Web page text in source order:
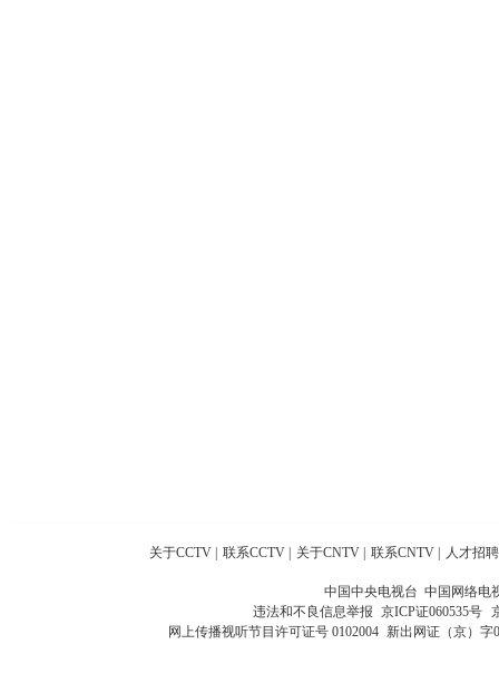
关于CCTV 联系CCTV 关于CNTV 联系CNTV 人才招聘
中国中央电视台 中国网络电
违法和不良信息举报 京ICP证060535号
网上传播视听节目许可证号 0102004 新出网证（京）